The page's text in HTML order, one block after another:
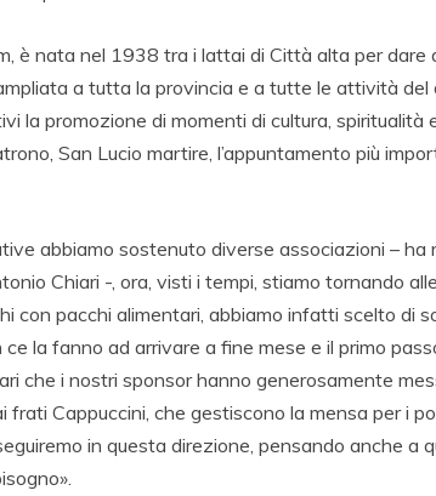
è nata nel 1938 tra i lattai di Città alta per dare
a tutta la provincia e a tutte le attività del
la promozione di momenti di cultura, spiritualità
San Lucio martire, l’appuntamento più
abbiamo sostenuto diverse associazioni – ha
Chiari -, ora, visti i tempi, stiamo tornando
con pacchi alimentari, abbiamo infatti scelto di
la fanno ad arrivare a fine mese e il primo
che i nostri sponsor hanno generosamente
Cappuccini, che gestiscono la mensa per i
in questa direzione, pensando anche a